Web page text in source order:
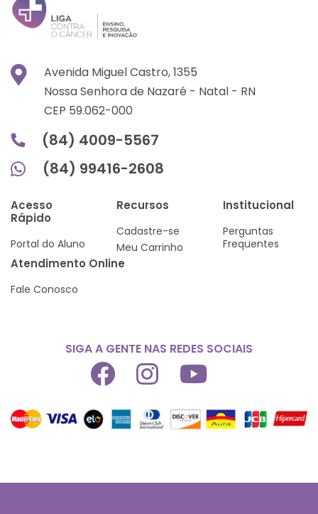
Avenida Miguel Castro, 1355
Nossa Senhora de Nazaré - Natal - RN
CEP 59.062-000
(84) 4009-5567
(84) 99416-2608
Acesso
Rápido
Portal do Aluno
Recursos
Cadastre-se
Meu Carrinho
Institucional
Perguntas
Frequentes
Atendimento Online
Fale Conosco
SIGA A GENTE NAS REDES SOCIAIS